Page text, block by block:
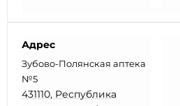
Адрес
Зубово-Полянская аптека
№5
431110, Республика